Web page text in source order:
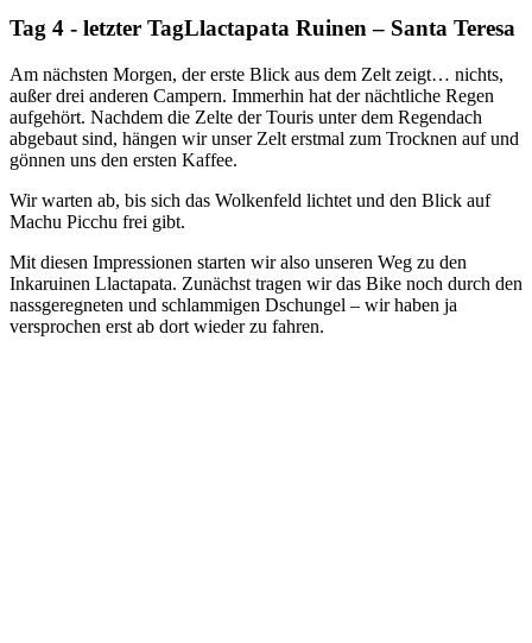
Tag 4 - letzter TagLlactapata Ruinen – Santa Teresa
Am nächsten Morgen, der erste Blick aus dem Zelt zeigt… nichts,
außer drei anderen Campern. Immerhin hat der nächtliche Regen
aufgehört. Nachdem die Zelte der Touris unter dem Regendach
abgebaut sind, hängen wir unser Zelt erstmal zum Trocknen auf und
gönnen uns den ersten Kaffee.
Wir warten ab, bis sich das Wolkenfeld lichtet und den Blick auf
Machu Picchu frei gibt.
Mit diesen Impressionen starten wir also unseren Weg zu den
Inkaruinen Llactapata. Zunächst tragen wir das Bike noch durch den
nassgeregneten und schlammigen Dschungel – wir haben ja
versprochen erst ab dort wieder zu fahren.